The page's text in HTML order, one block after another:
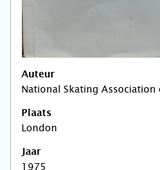
Auteur
National Skating Association
Plaats
London
Jaar
1975